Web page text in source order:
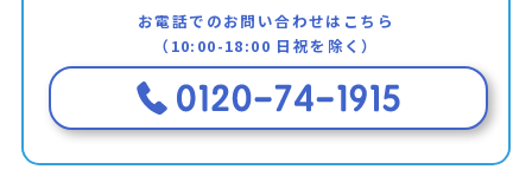
お電話でのお問い合わせはこちら
（10:00-18:00 日祝を除く）